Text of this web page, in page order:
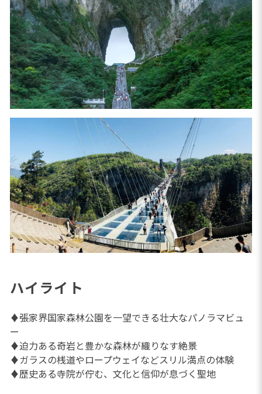
ハイライト
♦張家界国家森林公園を一望できる壮大なパノラマビュ
ー
♦迫力ある奇岩と豊かな森林が織りなす絶景
♦ガラスの桟道やロープウェイなどスリル満点の体験
♦歴史ある寺院が佇む、文化と信仰が息づく聖地